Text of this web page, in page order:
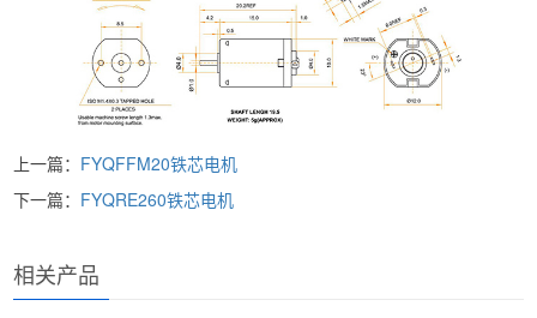
上一篇： FYQFFM20铁芯电机
下一篇： FYQRE260铁芯电机
相关产品